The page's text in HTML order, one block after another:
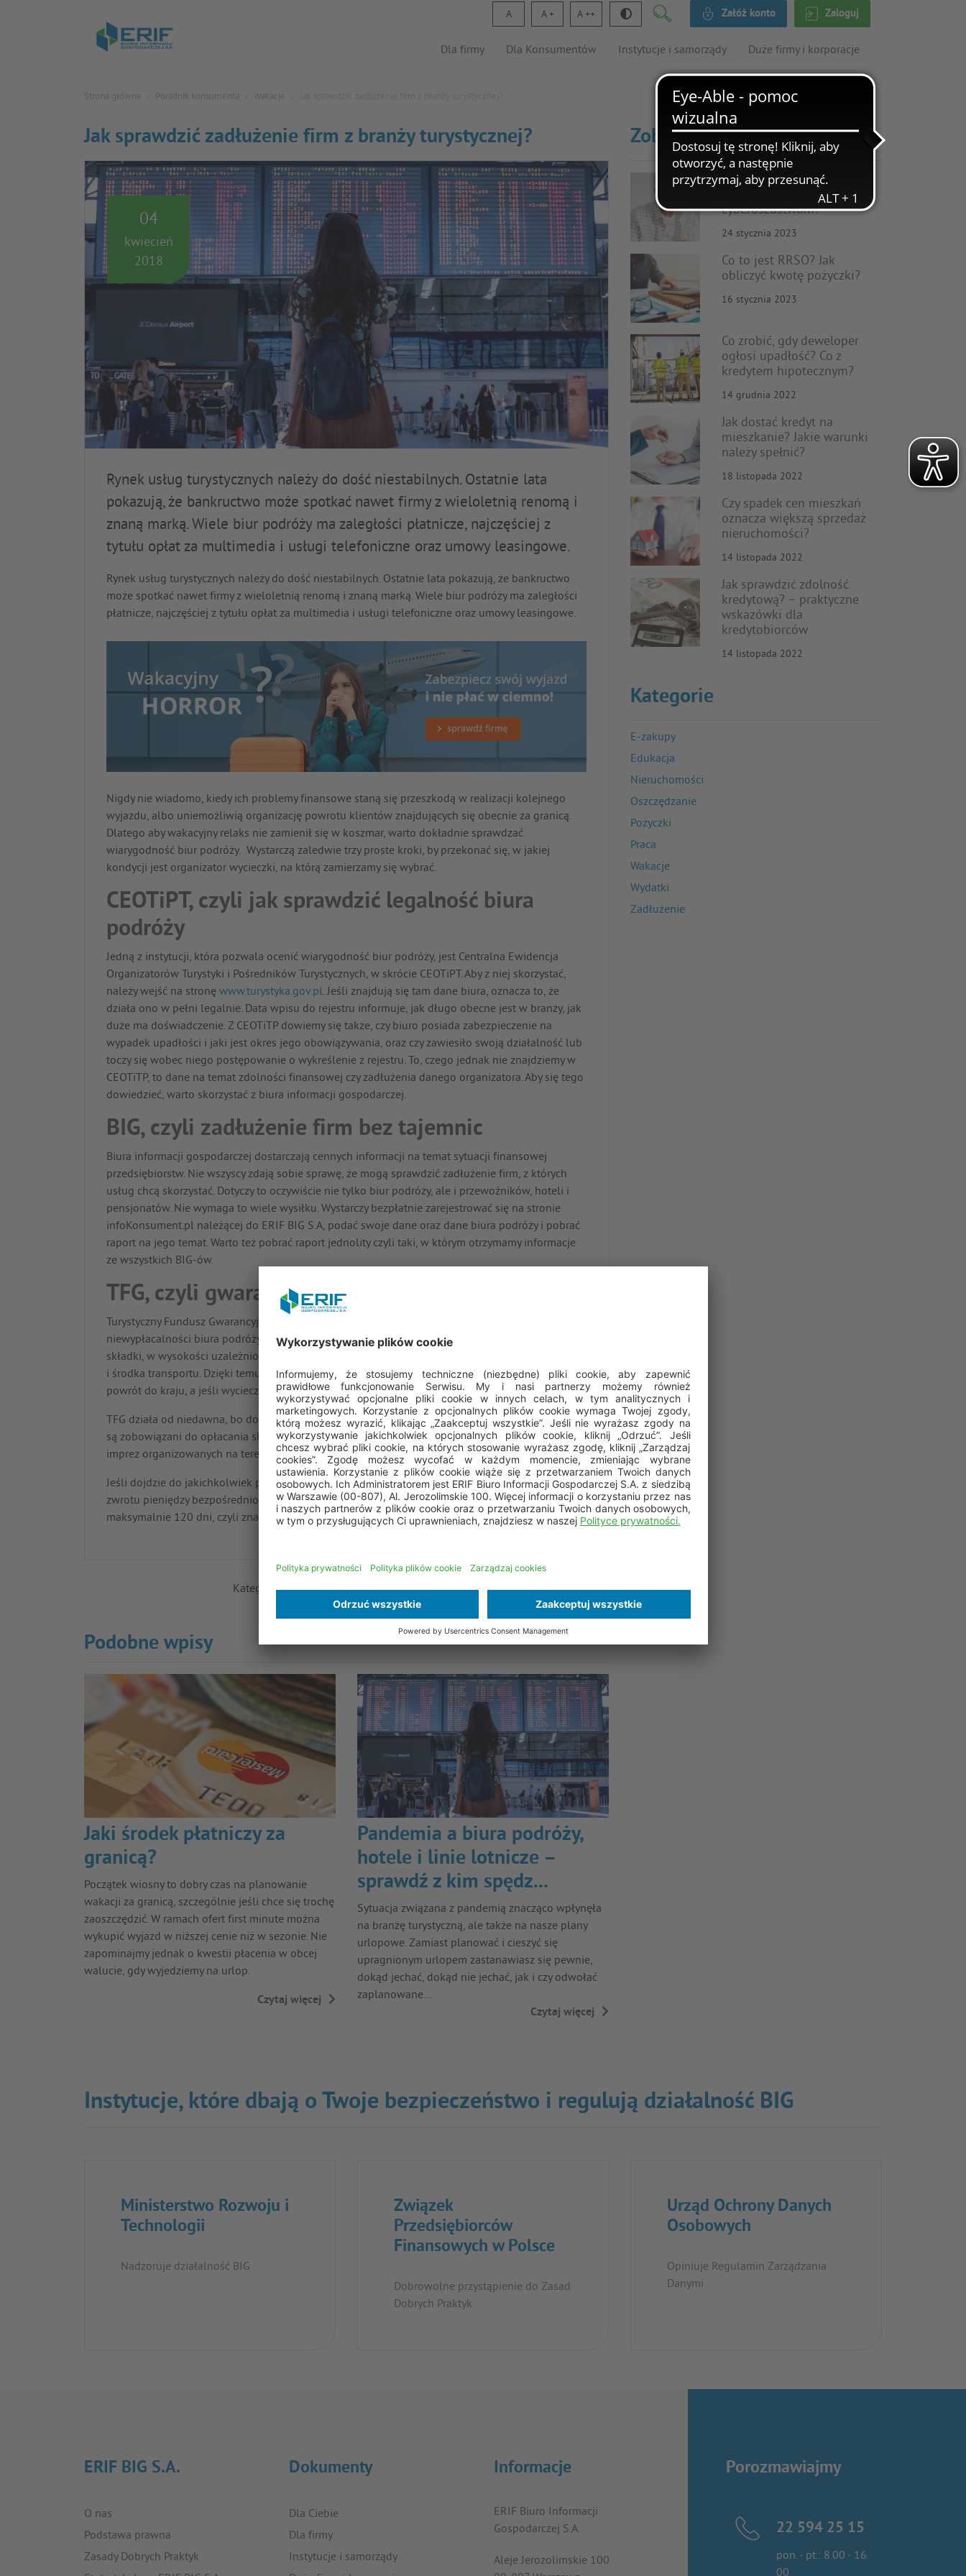
Załóż konto Zaloguj
A A A
Dla firmy Dla Konsumentów Instytucje i samorządy Duże firmy i korporacje
Strona główna Poradnik konsumenta Wakacje
Jak sprawdzić zadłużenie firm z branży turystycznej?
04
kwiecień
2018
Rynek usług turystycznych należy do dość niestabilnych. Ostatnie lata
pokazują, że bankructwo może spotkać nawet firmy z wieloletnią renomą i
znaną marką. Wiele biur podróży ma zaległości płatnicze, najczęściej z
tytułu opłat za multimedia i usługi telefoniczne oraz umowy leasingowe.
Rynek usług turystycznych należy do dość niestabilnych. Ostatnie lata pokazują, że bankructwo
może spotkać nawet firmy z wieloletnią renomą i znaną marką. Wiele biur podróży ma zaległości
płatnicze, najczęściej z tytułu opłat za multimedia i usługi telefoniczne oraz umowy leasingowe.
Nigdy nie wiadomo, kiedy ich problemy finansowe staną się przeszkodą w realizacji kolejnego
wyjazdu, albo uniemożliwią organizację powrotu klientów znajdujących się obecnie za granicą.
Dlatego aby wakacyjny relaks nie zamienił się w koszmar, warto dokładnie sprawdzać
wiarygodność biur podróży. Wystarczą zaledwie trzy proste kroki, by przekonać się, w jakiej
kondycji jest organizator wycieczki, na którą zamierzamy się wybrać.
CEOTiPT, czyli jak sprawdzić legalność biura
podróży
Jedną z instytucji, która pozwala ocenić wiarygodność biur podróży, jest Centralna Ewidencja
Organizatorów Turystyki i Pośredników Turystycznych, w skrócie CEOTiPT. Aby z niej skorzystać,
należy wejść na stronę www.turystyka.gov.pl. Jeśli znajdują się tam dane biura, oznacza to, że
działa ono w pełni legalnie. Data wpisu do rejestru informuje, jak długo obecne jest w branży, jak
duże ma doświadczenie. Z CEOTiTP dowiemy się także, czy biuro posiada zabezpieczenie na
wypadek upadłości i jaki jest okres jego obowiązywania, oraz czy zawiesiło swoją działalność lub
toczy się wobec niego postępowanie o wykreślenie z rejestru. To, czego jednak nie znajdziemy w
CEOTiTP, to dane na temat zdolności finansowej czy zadłużenia danego organizatora. Aby się tego
dowiedzieć, warto skorzystać z biura informacji gospodarczej.
BIG, czyli zadłużenie firm bez tajemnic
Biura informacji gospodarczej dostarczają cennych informacji na temat sytuacji finansowej
przedsiębiorstw. Nie wszyscy zdają sobie sprawę, że mogą sprawdzić zadłużenie firm, z których
usług chcą skorzystać. Dotyczy to oczywiście nie tylko biur podróży, ale i przewoźników, hoteli i
pensjonatów. Nie wymaga to wiele wysiłku. Wystarczy bezpłatnie zarejestrować się na stronie
infoKonsument.pl należącej do ERIF BIG S.A, podać swoje dane oraz dane biura podróży i pobrać
raport na jego temat. Warto też pobrać raport jednolity czyli taki, w którym otrzymamy informacje
ze wszystkich BIG-ów.
TFG, czyli gwarancja bezpiecznego powrotu
Turystyczny Fundusz Gwarancyjny to dodatkowe zabezpieczenie dla klientów na wypadek
niewypłacalności biura podróży. Organizatorzy imprez turystycznych muszą płacić na jego rzecz
składki, w wysokości uzależnionej od liczby klientów, kraju, do którego organizowany jest wyjazd
i środka transportu. Dzięki temu, jeśli biuro zbankrutuje, uczestnicy otrzymają pieniądze na
powrót do kraju, a jeśli wycieczka w ogóle się nie odbędzie – odzyskają całą wpłaconą sumę.
TFG działa od niedawna, bo dopiero od końca 2016 roku, jednak obecnie wszyscy touroperatorzy
są zobowiązani do opłacania składek na jego rzecz. TFG nie obejmuje swoją gwarancją jedynie
imprez organizowanych na terenie Polski i krajów, które bezpośrednio sąsiadują z Polską.
Jeśli dojdzie do jakichkolwiek problemów związanych z wyjazdem, turyści, którzy nie otrzymają
zwrotu pieniędzy bezpośrednio od biura, uzyskają je z TFG. Na pełen zwrot poczekają
maksymalnie 120 dni, czyli znacznie krócej niż przed wprowadzeniem w życie funduszu.
Kategoria:Wakacje Udostępnij na:
Podobne wpisy
Jaki środek płatniczy za
granicą?
Początek wiosny to dobry czas na planowanie
wakacji za granicą, szczególnie jeśli chce się trochę
zaoszczędzić. W ramach ofert first minute można
wykupić wyjazd w niższej cenie niż w sezonie. Nie
zapominajmy jednak o kwestii płacenia w obcej
walucie, gdy wyjedziemy na urlop.
Czytaj więcej
Pandemia a biura podróży,
hotele i linie lotnicze –
sprawdź z kim spędz...
Sytuacja związana z pandemią znacząco wpłynęła
na branżę turystyczną, ale także na nasze plany
urlopowe. Zamiast planować i cieszyć się
upragnionym urlopem zastanawiasz się pewnie,
dokąd jechać, dokąd nie jechać, jak i czy odwołać
zaplanowane…
Czytaj więcej
Zobacz także
Cyberbezpieczeństwo
seniorów – jak zapobiegać
cyberoszustwom?
24 stycznia 2023
Co to jest RRSO? Jak
obliczyć kwotę pożyczki?
16 stycznia 2023
Co zrobić, gdy deweloper
ogłosi upadłość? Co z
kredytem hipotecznym?
14 grudnia 2022
Jak dostać kredyt na
mieszkanie? Jakie warunki
należy spełnić?
18 listopada 2022
Czy spadek cen mieszkań
oznacza większą sprzedaż
nieruchomości?
14 listopada 2022
Jak sprawdzić zdolność
kredytową? – praktyczne
wskazówki dla
kredytobiorców
14 listopada 2022
Kategorie
E-zakupy
Edukacja
Nieruchomości
Oszczędzanie
Pożyczki
Praca
Wakacje
Wydatki
Zadłużenie
Instytucje, które dbają o Twoje bezpieczeństwo i regulują działalność BIG
Ministerstwo Rozwoju i
Technologii
Nadzoruje działalność BIG
Związek
Przedsiębiorców
Finansowych w Polsce
Dobrowolne przystąpienie do Zasad
Dobrych Praktyk
Urząd Ochrony Danych
Osobowych
Opiniuje Regulamin Zarządzania
Danymi
ERIF BIG S.A.
O nas
Podstawa prawna
Zasady Dobrych Praktyk
Dokumenty
Dla Ciebie
Dla firmy
Instytucje i samorządy
Informacje
ERIF Biuro Informacji
Gospodarczej S.A.
Aleje Jerozolimskie 100
Porozmawiajmy
22 594 25 15
pon. - pt.: 8.00 - 16.
00